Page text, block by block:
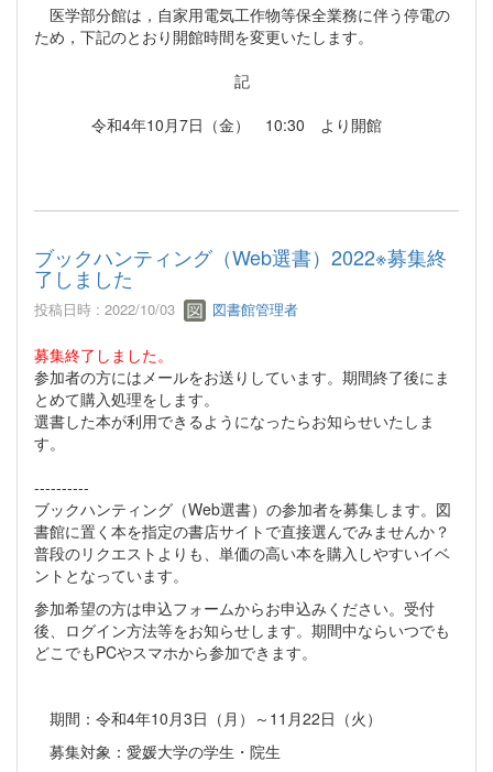
医学部分館は，自家用電気工作物等保全業務に伴う停電の
ため，下記のとおり開館時間を変更いたします。
記
令和4年10月7日（金） 10:30 より開館
ブックハンティング（Web選書）2022※募集終
了しました
投稿日時 : 2022/10/03 図書館管理者
募集終了しました。
参加者の方にはメールをお送りしています。期間終了後にま
とめて購入処理をします。
選書した本が利用できるようになったらお知らせいたしま
す。
----------
ブックハンティング（Web選書）の参加者を募集します。図
書館に置く本を指定の書店サイトで直接選んでみませんか？
普段のリクエストよりも、単価の高い本を購入しやすいイベ
ントとなっています。
参加希望の方は申込フォームからお申込みください。受付
後、ログイン方法等をお知らせします。期間中ならいつでも
どこでもPCやスマホから参加できます。
期間：令和4年10月3日（月）～ 11 月22日（火）
募集対象：愛媛大学の学生・院生